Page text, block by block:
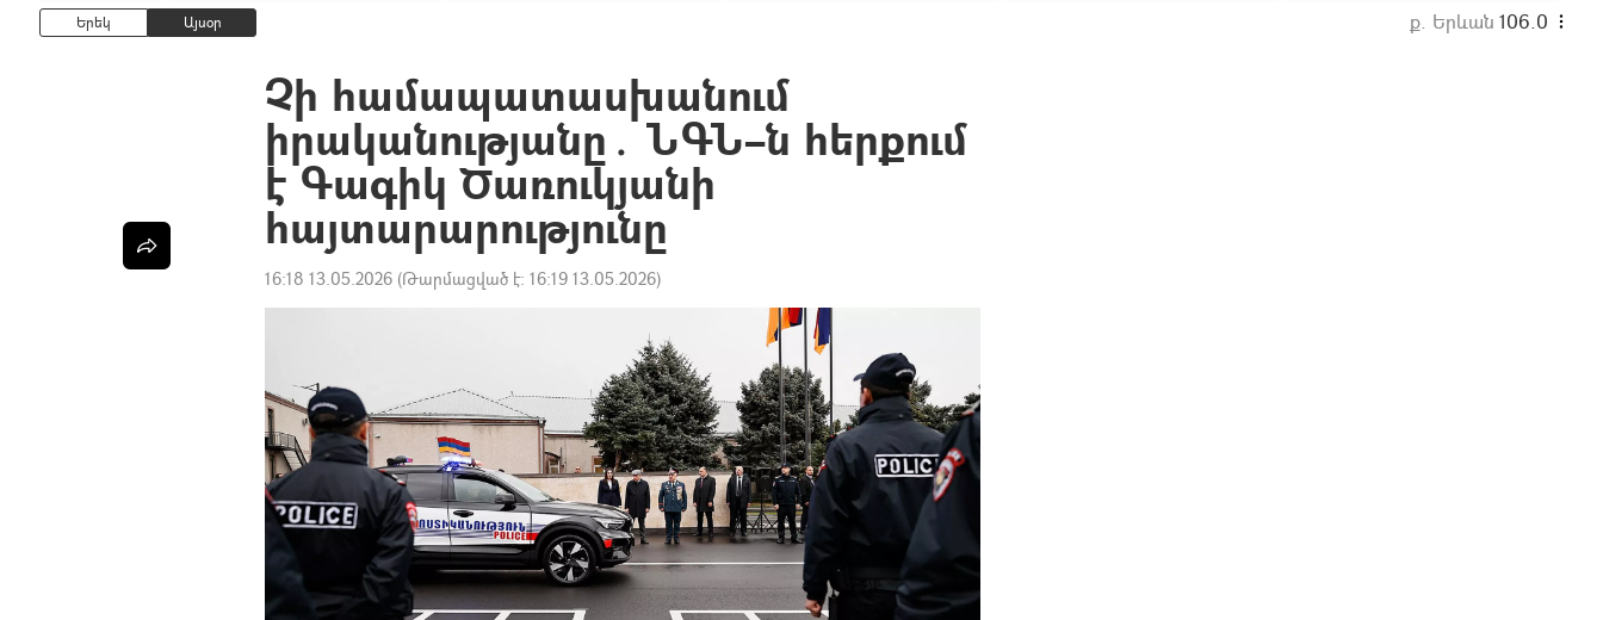
Երեկ Այսօր ք. Երևան 106.0
Չի համապատասխանում
իրականությանը․ ՆԳՆ–ն հերքում
է Գագիկ Ծառուկյանի
հայտարարությունը
16:18 13.05.2026 (Թարմացված է: 16:19 13.05.2026)